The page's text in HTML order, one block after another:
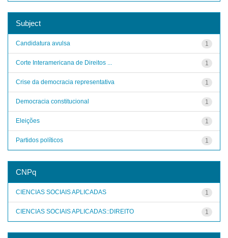
Subject
1
Candidatura avulsa
1
Corte Interamericana de Direitos ...
1
Crise da democracia representativa
1
Democracia constitucional
1
Eleições
1
Partidos políticos
CNPq
1
CIENCIAS SOCIAIS APLICADAS
1
CIENCIAS SOCIAIS APLICADAS::DIREITO